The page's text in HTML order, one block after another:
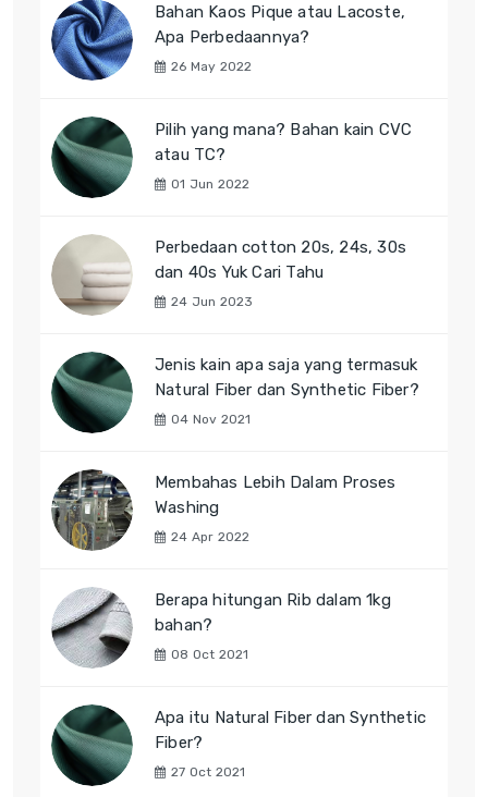
Bahan Kaos Pique atau Lacoste,
Apa Perbedaannya?
26 May 2022
Pilih yang mana? Bahan kain CVC
atau TC?
01 Jun 2022
Perbedaan cotton 20s, 24s, 30s
dan 40s Yuk Cari Tahu
24 Jun 2023
Jenis kain apa saja yang termasuk
Natural Fiber dan Synthetic Fiber?
04 Nov 2021
Membahas Lebih Dalam Proses
Washing
24 Apr 2022
Berapa hitungan Rib dalam 1kg
bahan?
08 Oct 2021
Apa itu Natural Fiber dan Synthetic
Fiber?
27 Oct 2021